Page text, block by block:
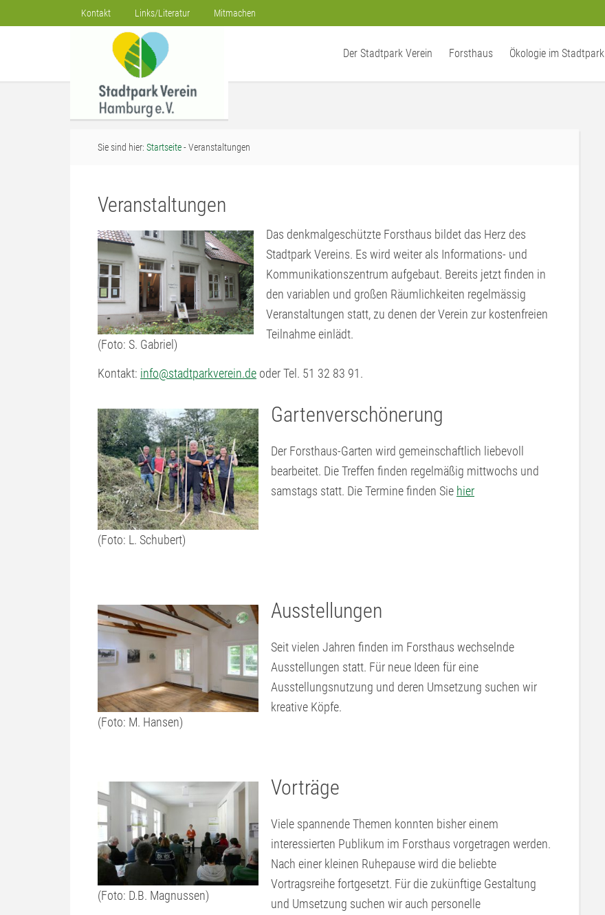
Kontakt Links/Literatur Mitmachen
Der Stadtpark Verein Forsthaus Ökologie im Stadtpark
Sie sind hier: Startseite- Veranstaltungen
Veranstaltungen
(Foto: S. Gabriel)
Das denkmalgeschützte Forsthaus bildet das Herz des
Stadtpark Vereins. Es wird weiter als Informations- und
Kommunikationszentrum aufgebaut. Bereits jetzt finden in
den variablen und großen Räumlichkeiten regelmässig
Veranstaltungen statt, zu denen der Verein zur kostenfreien
Teilnahme einlädt.
Kontakt: info@stadtparkverein.de oder Tel. 51 32 83 91.
(Foto: L. Schubert)
Gartenverschönerung
Der Forsthaus-Garten wird gemeinschaftlich liebevoll
bearbeitet. Die Treffen finden regelmäßig mittwochs und
samstags statt. Die Termine finden Sie hier
(Foto: M. Hansen)
Ausstellungen
Seit vielen Jahren finden im Forsthaus wechselnde
Ausstellungen statt. Für neue Ideen für eine
Ausstellungsnutzung und deren Umsetzung suchen wir
kreative Köpfe.
(Foto: D.B. Magnussen)
Vorträge
Viele spannende Themen konnten bisher einem
interessierten Publikum im Forsthaus vorgetragen werden.
Nach einer kleinen Ruhepause wird die beliebte
Vortragsreihe fortgesetzt. Für die zukünftige Gestaltung
und Umsetzung suchen wir auch personelle